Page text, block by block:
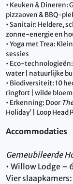
• Keuken & Dineren:
pizzaoven & BBQ-
• Sanitair: Heldere,
zonne-energie en
• Yoga met Trea:
sessies
• Eco-
water | natuurlijke
• Biodiversiteit: 10
ringfort | wilde
• Erkenning: Door
Holiday’ | Loop Head
Accommodaties
Gemeubileerde
• Willow Lodge –
Vier